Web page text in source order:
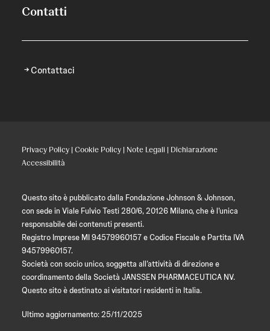
Contatti
Contattaci
Privacy Policy | Cookie Policy | Note Legali | Dichiarazione
Accessibilità
Questo sito è pubblicato dalla Fondazione Johnson & Johnson,
con sede in Viale Fulvio Testi 280/6, 20126 Milano, che è l’unica
responsabile dei contenuti presenti.
Registro Imprese MI 94579960157 e Codice Fiscale e Partita IVA
94579960157.
Società con socio unico, soggetta all’attività di direzione e
coordinamento della Società JANSSEN PHARMACEUTICA NV.
Questo sito è destinato ai visitatori residenti in Italia.
Ultimo aggiornamento: 25/11/2025